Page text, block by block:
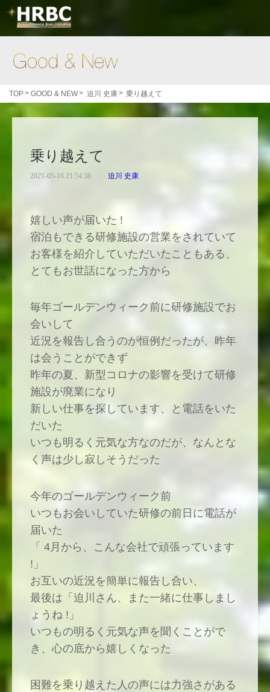
TOP> GOOD & NEW> 迫川 史康> 乗り越えて
乗り越えて
2021-05-16 21:54:38 迫川 史康
嬉しい声が届いた !
宿泊もできる研修施設の営業をされていて
お客様を紹介していただいたこともある、
とてもお世話になった方から
毎年ゴールデンウィーク前に研修施設でお
会いして
近況を報告し合うのが恒例だったが、昨年
は会うことができず
昨年の夏、新型コロナの影響を受けて研修
施設が廃業になり
新しい仕事を探しています、と電話をいた
だいた
いつも明るく元気な方なのだが、なんとな
く声は少し寂しそうだった
今年のゴールデンウィーク前
いつもお会いしていた研修の前日に電話が
届いた
「 4月から、こんな会社で頑張っています
!」
お互いの近況を簡単に報告し合い、
最後は「迫川さん、また一緒に仕事しまし
ょうね !」
いつもの明るく元気な声を聞くことがで
き、心の底から嬉しくなった
困難を乗り越えた人の声には力強さがある